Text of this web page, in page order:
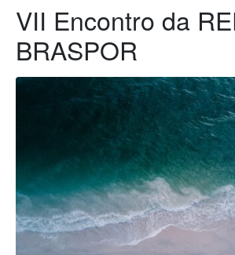
VII Encontro da
BRASPOR